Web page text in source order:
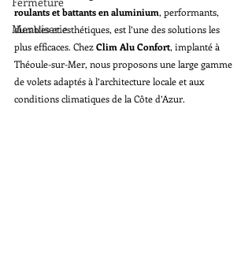
Menuiserie
roulants et battants en aluminium, performants,
durables et esthétiques, est l’une des solutions les
plus efficaces. Chez Clim Alu Confort, implanté à
Théoule-sur-Mer, nous proposons une large gamme
de volets adaptés à l’architecture locale et aux
conditions climatiques de la Côte d’Azur.